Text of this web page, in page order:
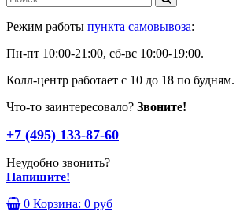
Режим работы пункта самовывоза:
Пн-пт 10:00-21:00, сб-вс 10:00-19:00.
Колл-центр работает с 10 до 18 по будням.
Что-то заинтересовало? Звоните!
+7 (495) 133-87-60
Неудобно звонить?
Напишите!
0 Корзина: 0 руб